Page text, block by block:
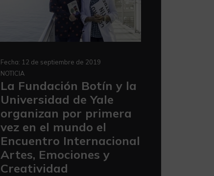
Fecha: 12 de septiembre de 2019
NOTICIA
La Fundación Botín y la
Universidad de Yale
organizan por primera
vez en el mundo el
Encuentro Internacional
Artes, Emociones y
Creatividad